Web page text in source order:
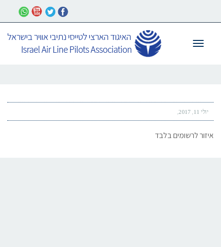
תפריט
יולי 11, 2017
איזור לרשומים בלבד